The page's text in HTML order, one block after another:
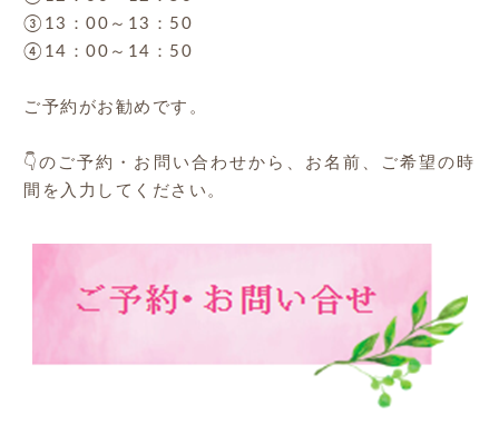
③13：00～13：50
④14：00～14：50
ご予約がお勧めです。
👇のご予約・お問い合わせから、お名前、ご希望の時
間を入力してください。